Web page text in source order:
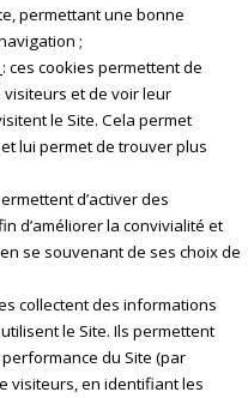
permettant une bonne
;
: ces cookies permettent de
et de voir leur
le Site. Cela permet
lui permet de trouver plus
d’activer des
d’améliorer la convivialité et
se souvenant de ses choix de
collectent des informations
le Site. Ils permettent
performance du Site (par
visiteurs, en identifiant les